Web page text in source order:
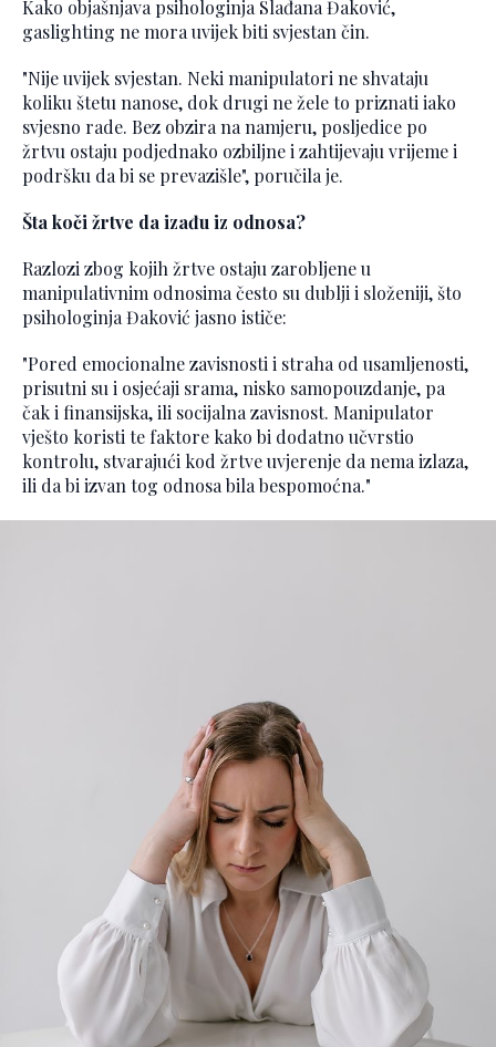
Kako objašnjava psihologinja Slađana Đaković,
gaslighting ne mora uvijek biti svjestan čin.
"Nije uvijek svjestan. Neki manipulatori ne shvataju
koliku štetu nanose, dok drugi ne žele to priznati iako
svjesno rade. Bez obzira na namjeru, posljedice po
žrtvu ostaju podjednako ozbiljne i zahtijevaju vrijeme i
podršku da bi se prevazišle", poručila je.
Šta koči žrtve da izađu iz odnosa?
Razlozi zbog kojih žrtve ostaju zarobljene u
manipulativnim odnosima često su dublji i složeniji, što
psihologinja Đaković jasno ističe:
"Pored emocionalne zavisnosti i straha od usamljenosti,
prisutni su i osjećaji srama, nisko samopouzdanje, pa
čak i finansijska, ili socijalna zavisnost. Manipulator
vješto koristi te faktore kako bi dodatno učvrstio
kontrolu, stvarajući kod žrtve uvjerenje da nema izlaza,
ili da bi izvan tog odnosa bila bespomoćna."